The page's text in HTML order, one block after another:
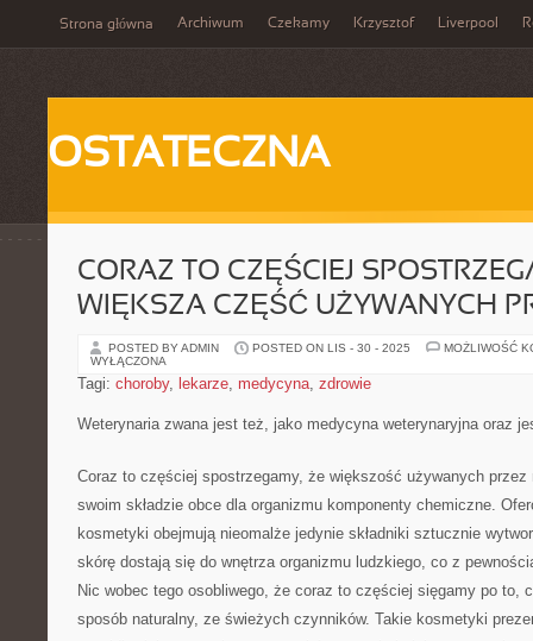
Strona główna Archiwum Czekamy Krzysztof Liverpool
OSTATECZNA
CORAZ TO CZĘŚCIEJ
WIĘKSZA CZĘŚĆ UŻYWANYCH
POSTED BY ADMIN POSTED ON LIS - 30 - 2025
MOŻLIWOŚĆ
WYŁĄCZONA
Tagi: choroby, lekarze, medycyna, zdrowie
Weterynaria zwana jest też, jako medycyna weterynaryjna oraz
Coraz to częściej spostrzegamy, że większość używanych przez
swoim składzie obce dla organizmu komponenty chemiczne.
kosmetyki obejmują nieomalże jedynie składniki sztucznie
skórę dostają się do wnętrza organizmu ludzkiego, co z
Nic wobec tego osobliwego, że coraz to częściej sięgamy po to,
sposób naturalny, ze świeżych czynników. Takie kosmetyki